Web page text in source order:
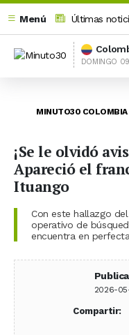
Menú
Últimas
DOMINGO
MINUTO30 COLOMBIA
¡Se le olvidó
Apareció el
Ituango
Con este hallazgo
operativo de
encuentra en
2026-
Compartir: